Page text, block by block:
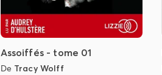
Assoiffés - tome 01
De Tracy Wolff